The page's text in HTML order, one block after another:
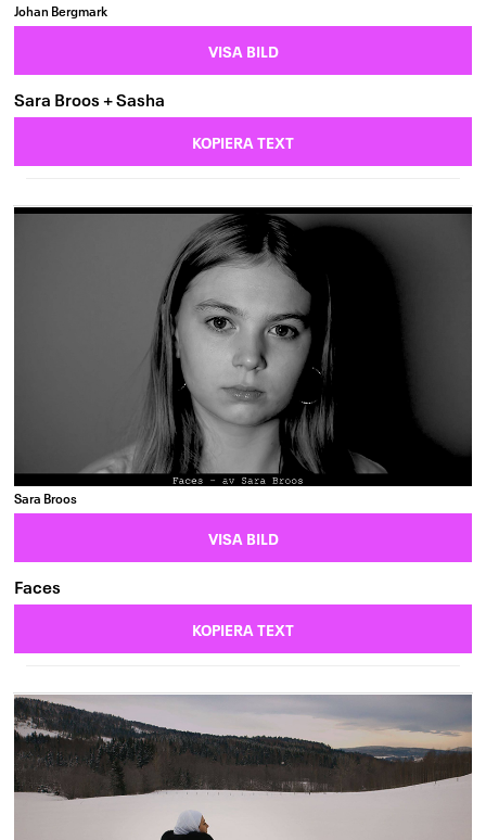
Johan Bergmark
VISA BILD
Sara Broos + Sasha
KOPIERA TEXT
Sara Broos
VISA BILD
Faces
KOPIERA TEXT